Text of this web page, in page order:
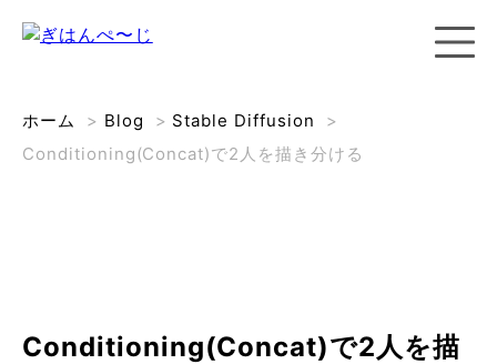
ホーム > Blog > Stable Diffusion
>
Conditioning(Concat)で2人を描き分ける
Conditioning(Concat)で2人を描